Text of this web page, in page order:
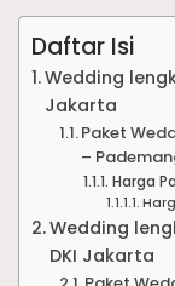
Daftar Isi
Wedding
Jakarta
Paket
–
Harga
Wedding
DKI Jakarta